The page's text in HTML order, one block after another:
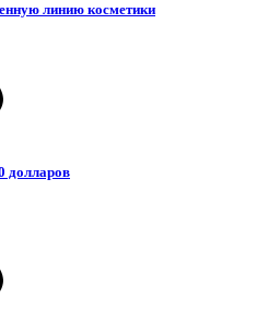
линию косметики
долларов